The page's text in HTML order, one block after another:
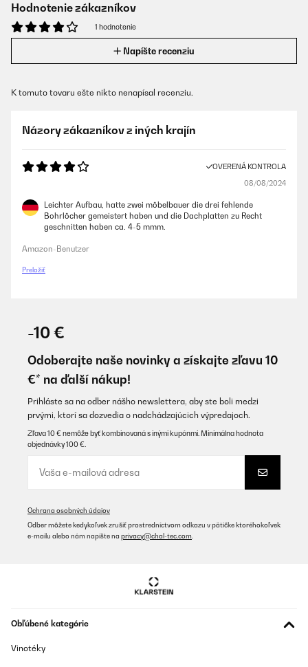
Hodnotenie zákazníkov
1 hodnotenie
Napíšte recenziu
K tomuto tovaru ešte nikto nenapísal recenziu.
Názory zákazníkov z iných krajín
OVERENÁ KONTROLA
08/08/2024
Leichter Aufbau, hatte zwei möbelbauer die drei fehlende
Bohrlöcher gemeistert haben und die Dachplatten zu Recht
geschnitten haben ca. 4-5 mmm.
Amazon-Benutzer
Preložiť
-10 €
Odoberajte naše novinky a získajte zľavu 10
€* na ďalší nákup!
Prihláste sa na odber nášho newslettera, aby ste boli medzi
prvými, ktorí sa dozvedia o nadchádzajúcich výpredajoch.
Zľava 10 € nemôže byť kombinovaná s inými kupónmi. Minimálna hodnota
objednávky 100 €.
Ochrana osobných údajov
Odber môžete kedykoľvek zrušiť prostredníctvom odkazu v pätičke ktoréhokoľvek
e-mailu alebo nám napíšte na privacy@chal-tec.com.
Obľúbené kategórie
Vinotéky